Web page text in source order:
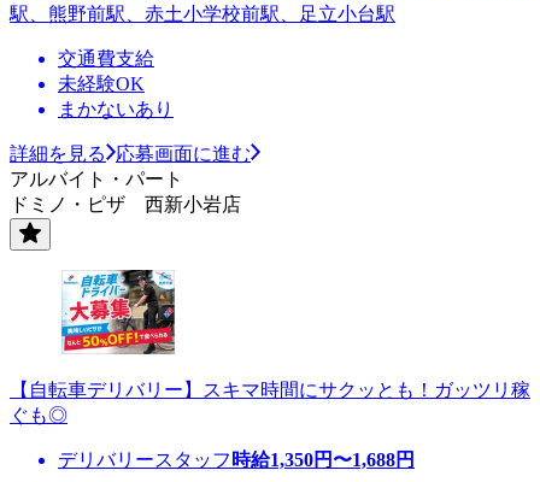
駅、熊野前駅、赤土小学校前駅、足立小台駅
交通費支給
未経験OK
まかないあり
詳細を見る
応募画面に進む
アルバイト・パート
ドミノ・ピザ 西新小岩店
【自転車デリバリー】スキマ時間にサクッとも！ガッツリ稼
ぐも◎
デリバリースタッフ 時給1,350円〜1,688円